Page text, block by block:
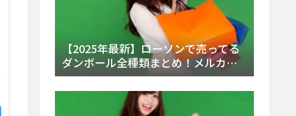
【2025年最新】ローソンで売ってる
ダンボール全種類まとめ！メルカリ
便・ゆうパック対応サイズと価格を
徹底解説